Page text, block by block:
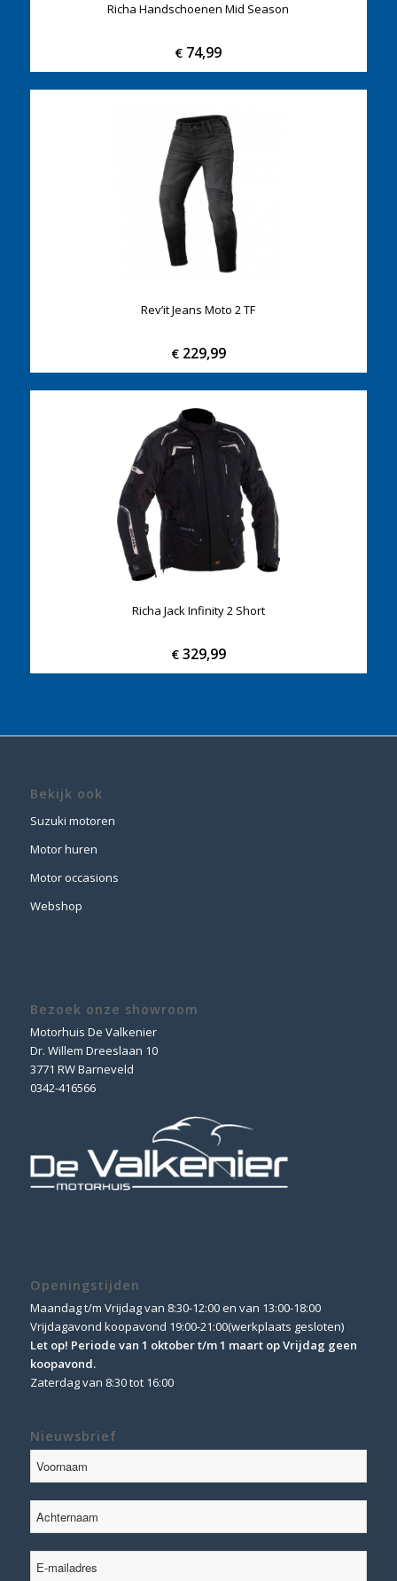
Richa Handschoenen Mid Season
€ 74,99
Rev’it Jeans Moto 2 TF
€229,99
Richa Jack Infinity 2 Short
€329,99
Bekijk ook
Suzuki motoren
Motor huren
Motor occasions
Webshop
Bezoek onze showroom
Motorhuis De Valkenier
Dr. Willem Dreeslaan 10
3771 RW Barneveld
0342-416566
Openingstijden
Maandag t/m Vrijdag van 8:30-12:00 en van 13:00-18:00
Vrijdagavond koopavond 19:00-21:00(werkplaats gesloten)
Let op! Periode van 1 oktober t/m 1 maart op Vrijdag geen
koopavond.
Zaterdag van 8:30 tot 16:00
Nieuwsbrief